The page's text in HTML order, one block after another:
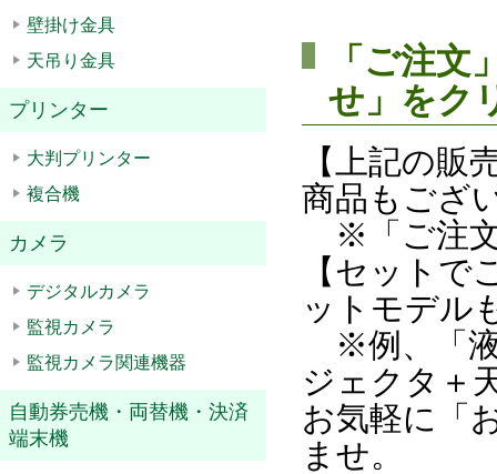
「ご注
せ」をク
【上記の販
商品もござ
※「ご注文
【セットで
ットモデル
※例、「液
ジェクタ＋
お気軽に「
ませ。
壁掛け金具
天吊り金具
プリンター
大判プリンター
複合機
カメラ
デジタルカメラ
監視カメラ
監視カメラ関連機器
自動券売機・両替機・決済
端末機